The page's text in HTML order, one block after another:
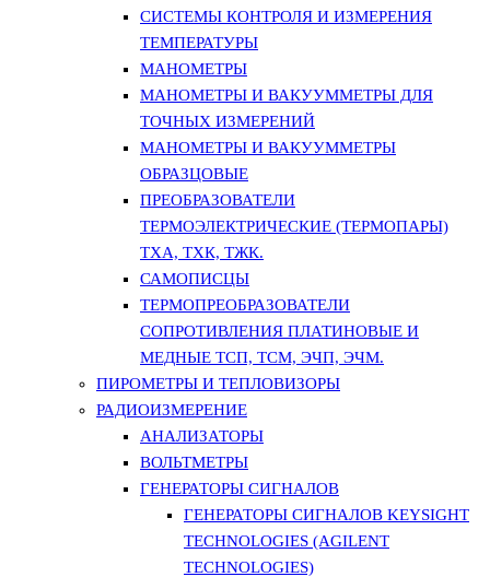
СИСТЕМЫ КОНТРОЛЯ И ИЗМЕРЕНИЯ
ТЕМПЕРАТУРЫ
МАНОМЕТРЫ
МАНОМЕТРЫ И ВАКУУММЕТРЫ ДЛЯ
ТОЧНЫХ ИЗМЕРЕНИЙ
МАНОМЕТРЫ И ВАКУУММЕТРЫ
ОБРАЗЦОВЫЕ
ПРЕОБРАЗОВАТЕЛИ
ТЕРМОЭЛЕКТРИЧЕСКИЕ (ТЕРМОПАРЫ)
ТХА, ТХК, ТЖК.
САМОПИСЦЫ
ТЕРМОПРЕОБРАЗОВАТЕЛИ
СОПРОТИВЛЕНИЯ ПЛАТИНОВЫЕ И
МЕДНЫЕ ТСП, ТСМ, ЭЧП, ЭЧМ.
ПИРОМЕТРЫ И ТЕПЛОВИЗОРЫ
РАДИОИЗМЕРЕНИЕ
АНАЛИЗАТОРЫ
ВОЛЬТМЕТРЫ
ГЕНЕРАТОРЫ СИГНАЛОВ
ГЕНЕРАТОРЫ СИГНАЛОВ KEYSIGHT
TECHNOLOGIES (AGILENT
TECHNOLOGIES)